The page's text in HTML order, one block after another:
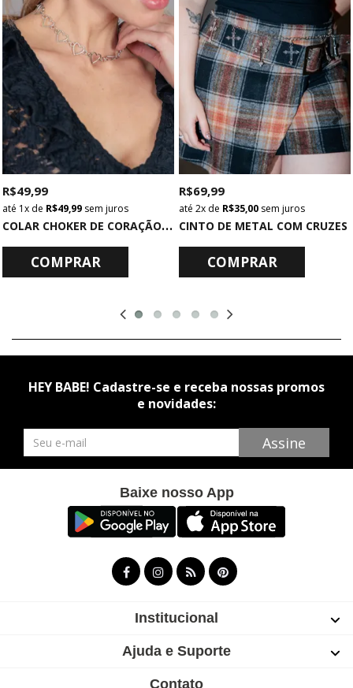
C
OLAR CHOKER DE CORAÇÃO PRATA
R$ 49,99
1x de R$ 49,99 sem juros
COMPRAR
CINTO DE METAL COM CRUZES
R$ 69,99
2x de R$ 35,00 sem juros
COMPRAR
HEY BABE! Cadastre-se e receba nossas promos
e novidades:
Newsletter Assine
Baixe nosso App
Institucional
Ajuda e Suporte
Contato